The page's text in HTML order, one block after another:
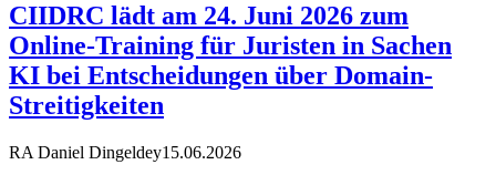
CIIDRC lädt am 24. Juni 2026 zum
Online-Training für Juristen in Sachen
KI bei Entscheidungen über Domain-
Streitigkeiten
RA Daniel Dingeldey15.06.2026